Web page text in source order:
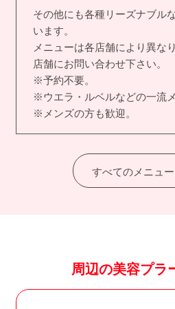
その他にも各種リーズナブル
います。
メニューは各店舗により異な
店舗にお問い合わせ下さい。
※予約不要。
※ウエラ・ルベルなどの一流
※メンズの方も歓迎。
すべてのメニュ
周辺の美容プラ